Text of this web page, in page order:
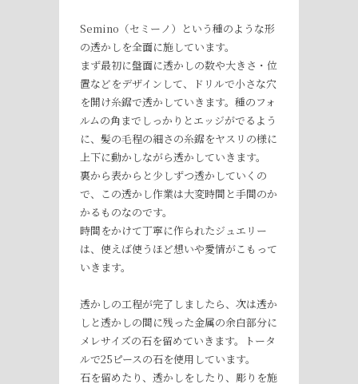
Semino（セミーノ）という種のような形
の透かしを全面に施しています。
まず最初に盤面に透かしの数や大きさ・位
置などをデザインして、ドリルで小さな穴
を開け糸鋸で透かしていきます。種のフォ
ルムの角までしっかりとエッジがでるよう
に、髪の毛程の細さの糸鋸をヤスリの様に
上下に動かしながら透かしていきます。
裏から表からと少しずつ透かしていくの
で、この透かし作業は大変時間と手間のか
かるものなのです。
時間をかけて丁寧に作られたジュエリー
は、使えば使うほど想いや愛情がこもって
いきます。
透かしの工程が完了しましたら、次は透か
しと透かしの間に残った金属の余白部分に
メレサイズの石を留めていきます。トータ
ルで25ピースの石を使用しています。
石を留めたり、透かしをしたり、彫りを施